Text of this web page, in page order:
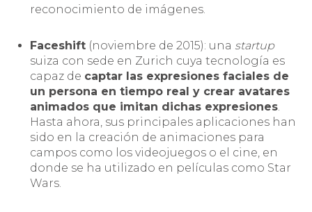
reconocimiento de imágenes.
Faceshift (noviembre de 2015): una startup
suiza con sede en Zurich cuya tecnología es
capaz de captar las expresiones faciales de
un persona en tiempo real y crear avatares
animados que imitan dichas expresiones.
Hasta ahora, sus principales aplicaciones han
sido en la creación de animaciones para
campos como los videojuegos o el cine, en
donde se ha utilizado en películas como Star
Wars.